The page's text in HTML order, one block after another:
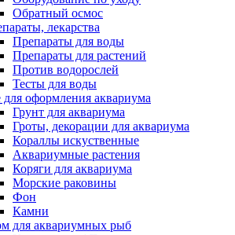
Обратный осмос
лекарства
Препараты для воды
Препараты для растений
Против водорослей
Тесты для воды
для оформления аквариума
Грунт для аквариума
Гроты, декорации для аквариума
Кораллы искуственные
Аквариумные растения
Коряги для аквариума
Морские раковины
Фон
Камни
для аквариумных рыб